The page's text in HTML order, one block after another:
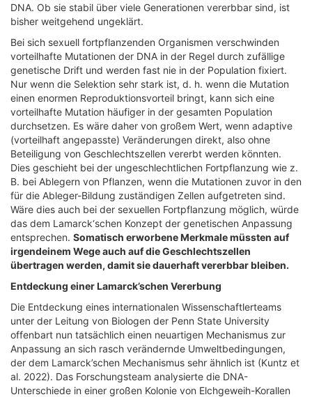
DNA. Ob sie stabil über viele Generationen vererbbar sind, ist
bisher weitgehend ungeklärt.
Bei sich sexuell fortpflanzenden Organismen verschwinden
vorteilhafte Mutationen der DNA in der Regel durch zufällige
genetische Drift und werden fast nie in der Population fixiert.
Nur wenn die Selektion sehr stark ist, d. h. wenn die Mutation
einen enormen Reproduktionsvorteil bringt, kann sich eine
vorteilhafte Mutation häufiger in der gesamten Population
durchsetzen. Es wäre daher von großem Wert, wenn adaptive
(vorteilhaft angepasste) Veränderungen direkt, also ohne
Beteiligung von Geschlechtszellen vererbt werden könnten.
Dies geschieht bei der ungeschlechtlichen Fortpflanzung wie z.
B. bei Ablegern von Pflanzen, wenn die Mutationen zuvor in den
für die Ableger-Bildung zuständigen Zellen aufgetreten sind.
Wäre dies auch bei der sexuellen Fortpflanzung möglich, würde
das dem Lamarck‘schen Konzept der genetischen Anpassung
entsprechen. Somatisch erworbene Merkmale müssten auf
irgendeinem Wege auch auf die Geschlechtszellen
übertragen werden, damit sie dauerhaft vererbbar bleiben.
Entdeckung einer Lamarck’schen Vererbung
Die Entdeckung eines internationalen Wissenschaftlerteams
unter der Leitung von Biologen der Penn State University
offenbart nun tatsächlich einen neuartigen Mechanismus zur
Anpassung an sich rasch verändernde Umweltbedingungen,
der dem Lamarck’schen Mechanismus sehr ähnlich ist (Kuntz et
al. 2022). Das Forschungsteam analysierte die DNA-
Unterschiede in einer großen Kolonie von Elchgeweih-Korallen